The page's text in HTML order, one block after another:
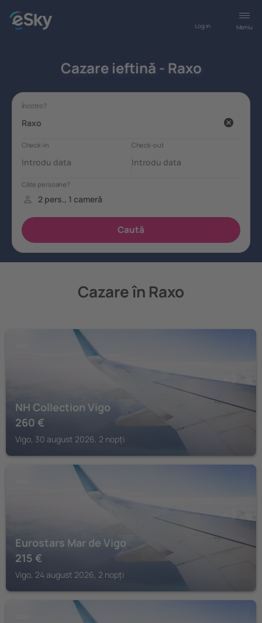
Meniu
Log in
Cazare ieftină - Raxo
Cazare în Raxo
NH Collection Vigo
260 €
Vigo, 30 august 2026, 2 nopți
Eurostars Mar de Vigo
215 €
Vigo, 24 august 2026, 2 nopți